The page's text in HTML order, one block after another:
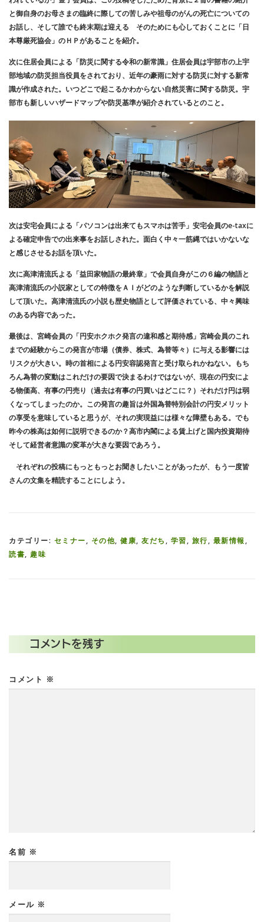
と御自身のお母さまの臨終に際しての苦しみや祖母のがんの死亡についての
お話し、そして誰でも終末期は迎える そのためにも心しておくことに「日
本尊厳死協会」のＨＰがあることを紹介。
次に住居会員による「防災に関する令和の新常識」住居会員は宇部市の上宇
部地域の防災担当役員をされており、近年の豪雨に対する防災に対する新常
識が作成された。いつどこで起こるかわからない自然災害に関する防災。宇
部市も新しいハザードマップや防災基準が紹介されているとのこと。
次は安宅会員による「パソコンは出来てもスマホは苦手」安宅会員のe-taxに
よる確定申告での出来事をお話しされた。面白く中々一筋縄ではいかないな
と感じさせるお話を頂いた。
次に高津清流氏よる「益田家物語の最終章」で会員自身がこの６編の物語と
高津清流氏の小説家としての特徴をＡＩがどのような判断しているかを解説
して頂いた。高津清流氏の小説も歴史物語として評価されている、中々興味
のある内容であった。
最後は、宮崎会員の「円安ホクホク発言の違和感と期待感」宮崎会員のこれ
までの経験からこの発言が市場（債券、株式、為替等々）に与える影響には
リスクが大きい。時の首相による円安容認発言と受け取られかねない。もち
ろん為替の変動はこれだけの要因で決まるわけではないが、現在の円安によ
る物価高、有事の円売り（過去は有事の円買いはどこに？）それだけ円は弱
くなってしまったのか。この発言の趣旨は外国為替特別会計の円安メリット
の享受を意味していると思うが、それの実現益には様々な障壁もある。でも
昨今の株高は如何に説明できるのか？高市内閣による賃上げと国内投資期待
そして経営者意識の変革が大きな要因であろう。
それぞれの投稿にもっともっとお聞きしたいことがあったが、もう一度皆
さんの文集を精読することにしよう。
カテゴリー: セミナー, その他, 健康, 友だち , 学習, 旅行, 最新情報 ,
読書, 趣味
コメントを残す
コメント ※
名前 ※
メール ※